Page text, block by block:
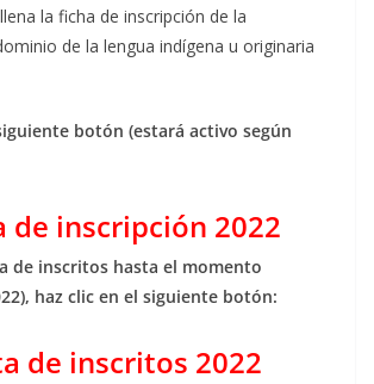
la ficha de inscripción de la
de la lengua indígena u originaria
botón (estará activo según
de inscripción 2022
de inscritos hasta el momento
haz clic en el siguiente botón:
de inscritos 2022